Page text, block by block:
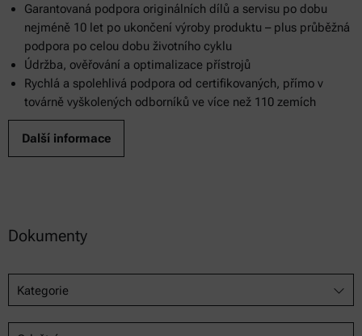
Garantovaná podpora originálních dílů a servisu po dobu
nejméně 10 let po ukončení výroby produktu – plus průběžná
podpora po celou dobu životního cyklu
Údržba, ověřování a optimalizace přístrojů
Rychlá a spolehlivá podpora od certifikovaných, přímo v
továrně vyškolených odborníků ve více než 110 zemích
Další informace
Dokumenty
Kategorie